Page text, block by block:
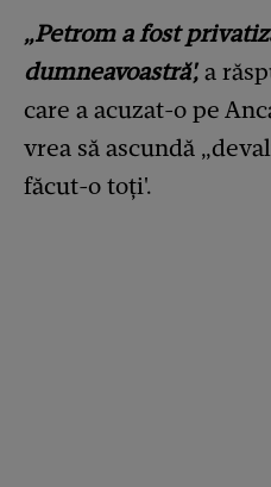
„Petrom a fost
dumneavoastră', a
care a acuzat-o pe
vrea să ascundă
făcut-o toți'.